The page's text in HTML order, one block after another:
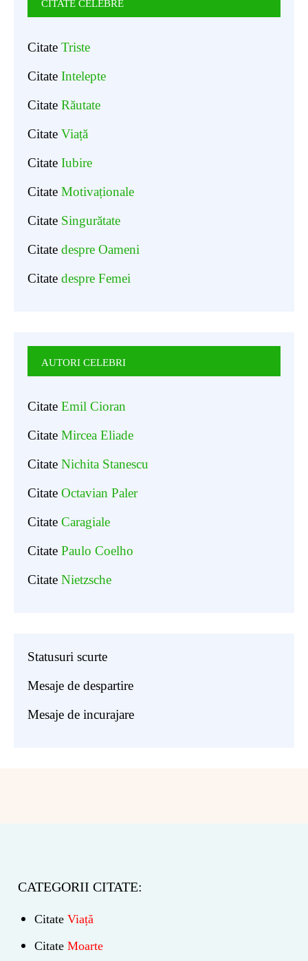
CITATE CELEBRE
Citate Triste
Citate Intelepte
Citate Răutate
Citate Viață
Citate Iubire
Citate Motivaționale
Citate Singurătate
Citate despre Oameni
Citate despre Femei
AUTORI CELEBRI
Citate Emil Cioran
Citate Mircea Eliade
Citate Nichita Stanescu
Citate Octavian Paler
Citate Caragiale
Citate Paulo Coelho
Citate Nietzsche
Statusuri scurte
Mesaje de despartire
Mesaje de incurajare
CATEGORII CITATE:
Citate Viață
Citate Moarte